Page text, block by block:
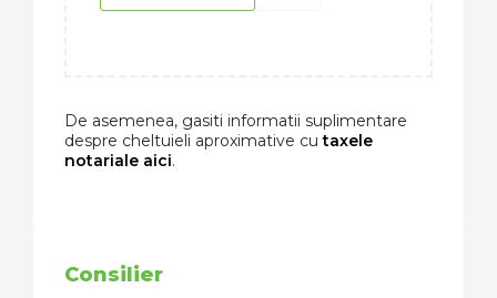
De asemenea, gasiti informatii suplimentare
despre cheltuieli aproximative cutaxele
notariale aici.
Consilier